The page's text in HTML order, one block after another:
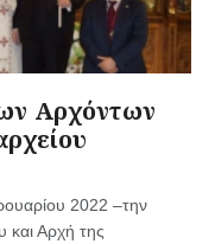
Αρχόντων
2022 –την
και Αρχή της